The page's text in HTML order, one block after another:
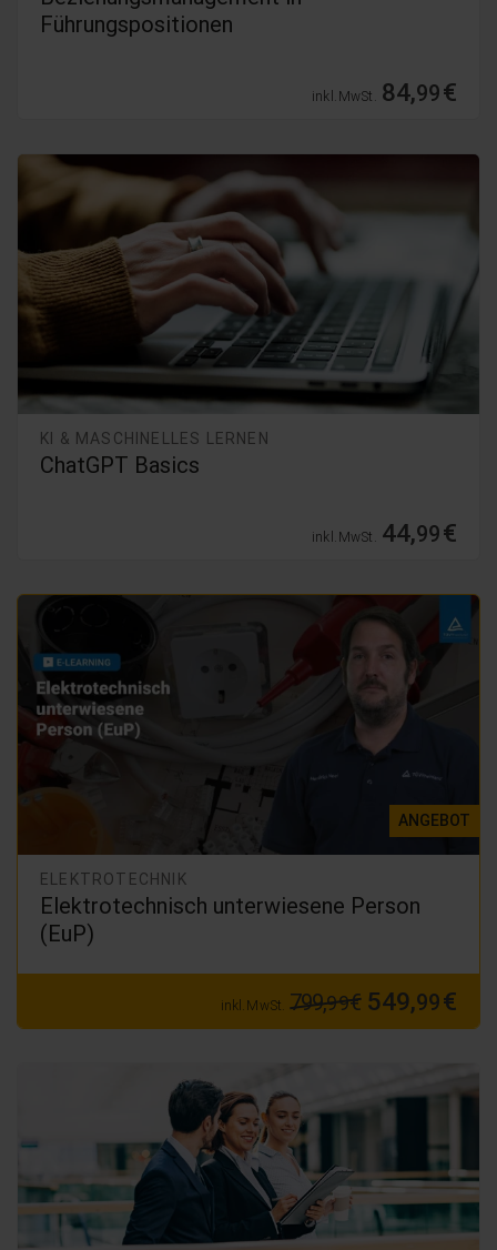
Führungspositionen
inkl. MwSt. 84,99€
KI & MASCHINELLES LERNEN
ChatGPT Basics
inkl. MwSt. 44,99€
ANGEBOT
ELEKTROTECHNIK
Elektrotechnisch unterwiesene Person
(EuP)
inkl. MwSt. 799,99€ 549,99€